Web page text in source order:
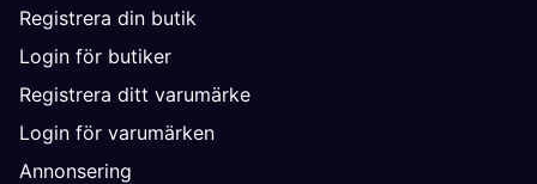
Registrera din butik
Login för butiker
Registrera ditt varumärke
Login för varumärken
Annonsering